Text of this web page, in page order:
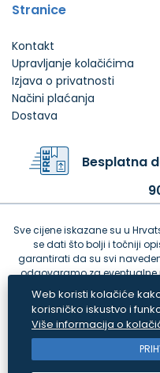
Stranice
Kontakt
Upravljanje kolačićima
Izjava o privatnosti
Načini plaćanja
Dostava
Besplatna
Sve cijene iskazane su u
se dati što bolji i točniji
garantirati da su svi
odgovaramo za eventualne
greške prilikom
Web koristi kolačiće
korisničko iskustvo i
Više informacija o